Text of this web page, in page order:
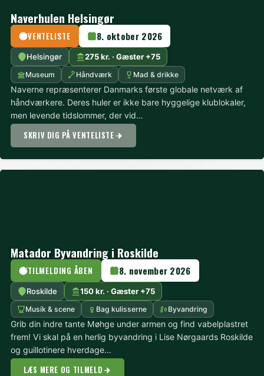
Naverhulen Helsingør
VENTELISTE 8. oktober 2026
Helsingør 275 kr. · Gæster +75
Museum Håndværk Mad & drikke
Naverne repræsenterer Danmarks første globale netværk af
håndværkere. Deres huler er ikke bare hyggelige klublokaler,
men levende tidslommer, der vid…
SKRIV DIG PÅ VENTELISTE
Matador Byvandring i Roskilde
TILMELDING ÅBEN 8. november 2026
Roskilde 150 kr. · Gæster +75
Musik & scene Bag kulisserne Byvandring
Grib din indre tante Møhge under armen og find vabelplastret
frem! Vi skal på en herlig byvandring i Lise Nørgaards Roskilde
og guillotinere hverdage…
LÆS MERE OG TILMELD